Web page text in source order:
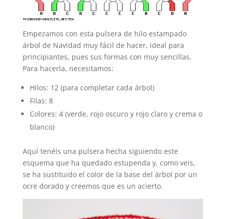
Empezamos con esta pulsera de hilo estampado
árbol de Navidad muy fácil de hacer, ideal para
principiantes, pues sus formas con muy sencillas.
Para hacerla, necesitamos:
Hilos: 12 (para completar cada árbol)
Filas: 8
Colores: 4 (verde, rojo oscuro y rojo claro y crema o
blanco)
Aquí tenéis una pulsera hecha siguiendo este
esquema que ha quedado estupenda y, como veis,
se ha sustituido el color de la base del árbol por un
ocre dorado y creemos que es un acierto.